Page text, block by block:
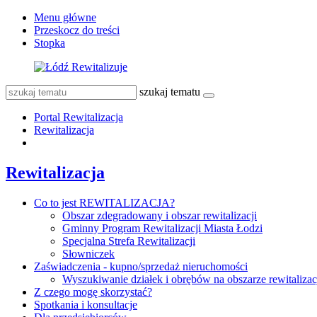
Menu główne
Przeskocz do treści
Stopka
szukaj tematu
Portal Rewitalizacja
Rewitalizacja
Rewitalizacja
Co to jest REWITALIZACJA?
Obszar zdegradowany i obszar rewitalizacji
Gminny Program Rewitalizacji Miasta Łodzi
Specjalna Strefa Rewitalizacji
Słowniczek
Zaświadczenia - kupno/sprzedaż nieruchomości
Wyszukiwanie działek i obrębów na obszarze
Z czego mogę skorzystać?
Spotkania i konsultacje